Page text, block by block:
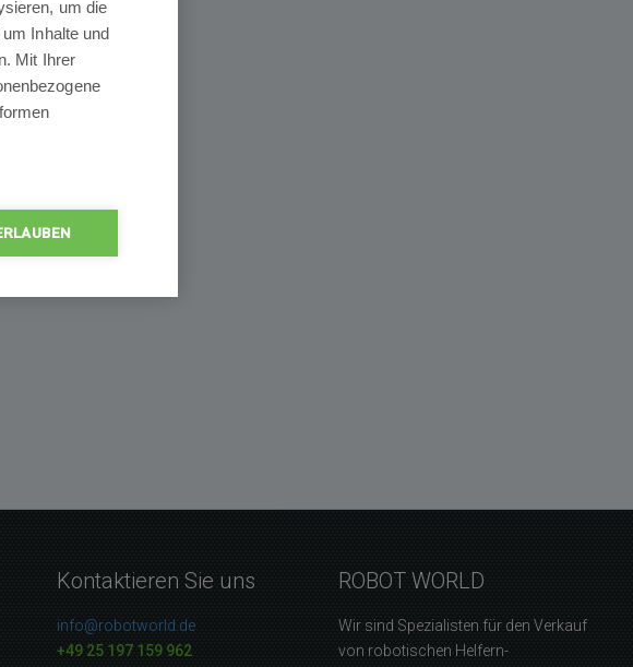
Kontaktieren Sie uns
info@robotworld.de
+49 25 197 159 962
ROBOT WORLD
Wir sind Spezialisten für den Verkauf
von robotischen Helfern-
um die
Inhalte und
Mit Ihrer